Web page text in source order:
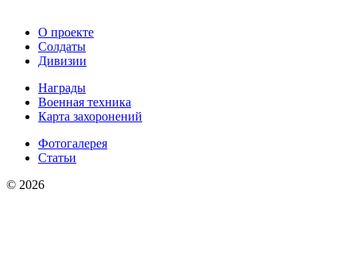
О проекте
Солдаты
Дивизии
Награды
Военная техника
Карта захоронений
Фотогалерея
Статьи
© 2026